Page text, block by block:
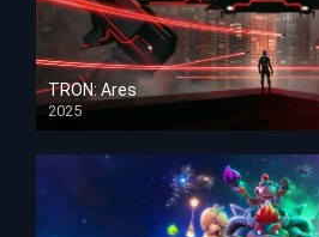
TRON: Ares
2025
HD 1080p